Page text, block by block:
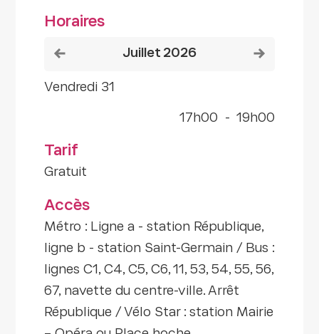
Horaires
Voir le mois précédentjuillet 2026
vendredi 31
17h00 - 19h00
Tarif
Gratuit
Accès
Métro : Ligne a - station République,
ligne b - station Saint-Germain / Bus :
lignes C1, C4, C5, C6, 11, 53, 54, 55, 56,
67, navette du centre-ville. Arrêt
République / Vélo Star : station Mairie